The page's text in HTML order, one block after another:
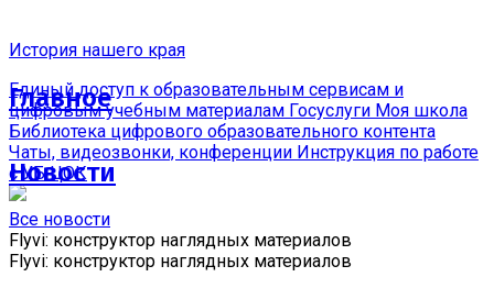
Единый доступ к образовательным сервисам и
цифровым учебным материалам Госуслуги Моя школа
Библиотека цифрового образовательного контента
Чаты, видеозвонки, конференции Инструкция по работе
с УБ ЦОК
История нашего края
Главное
Новости
Все новости
Flyvi: конструктор наглядных материалов
Flyvi: конструктор наглядных материалов